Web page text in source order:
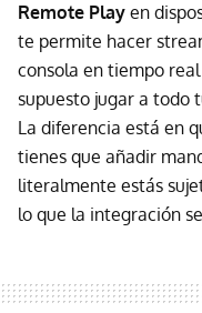
Remote Play en
te permite hacer
consola en tiempo
supuesto jugar a todo
La diferencia está en
tienes que añadir
literalmente estás
lo que la integración